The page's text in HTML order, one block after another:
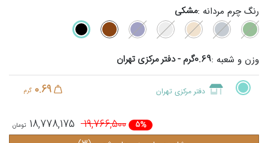
رنگ چرم مردانه :مشکی
وزن و شعبه :0.69گرم - دفتر مرکزی تهران
دفتر مرکزی تهران 0.69 گرم
5%
19,766,500
18,778,175